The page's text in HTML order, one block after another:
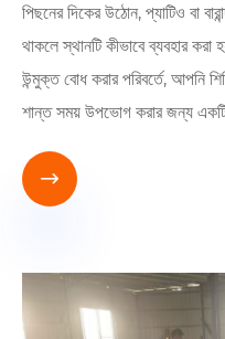
পিছনের দিকের উঠোন, প্যাটিও বা
থাকলে স্থানটি কীভাবে ব্যবহার করা
উন্মুক্ত বোধ করার পরিবর্তে, আপনি
শান্ত সময় উপভোগ করার জন্য
